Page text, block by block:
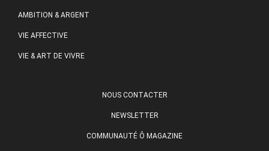
AMBITION & ARGENT
VIE AFFECTIVE
VIE & ART DE VIVRE
NOUS CONTACTER
NEWSLETTER
COMMUNAUTÉ Ô MAGAZINE